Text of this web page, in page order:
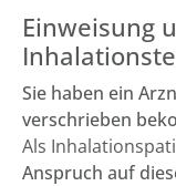
Einweisung
Sie haben ein
verschrieben
Als
Anspruch auf